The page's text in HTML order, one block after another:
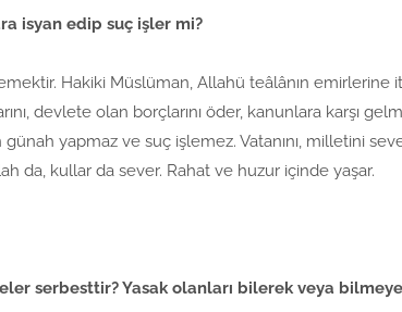
isyan edip suç işler mi?
Hakiki Müslüman, Allahü teâlânın emirlerine
devlete olan borçlarını öder, kanunlara karşı
yapmaz ve suç işlemez. Vatanını, milletini
da, kullar da sever. Rahat ve huzur içinde yaşar.
serbesttir? Yasak olanları bilerek veya